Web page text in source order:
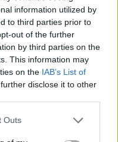
information utilized by
to third parties prior to
out of the further
by third parties on the
This information may
on the IAB’s List of
disclose it to other
Outs